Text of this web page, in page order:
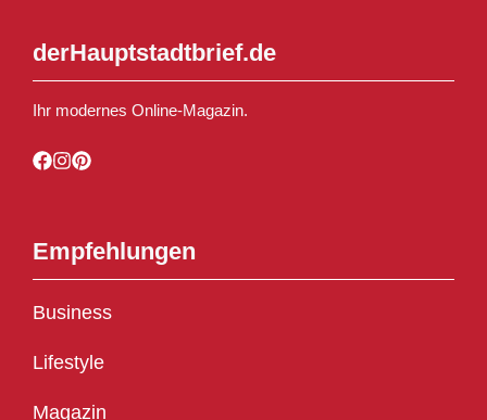
derHauptstadtbrief.de
Ihr modernes Online-Magazin.
Empfehlungen
Business
Lifestyle
Magazin